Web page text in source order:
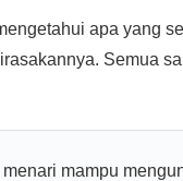
apa yang
Semua
mampu